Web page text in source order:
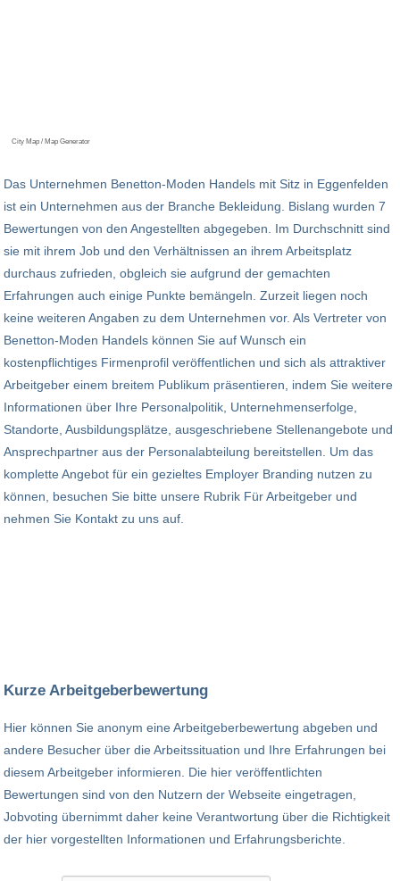
City Map / Map Generator
Das Unternehmen Benetton-Moden Handels mit Sitz in Eggenfelden
ist ein Unternehmen aus der Branche Bekleidung. Bislang wurden 7
Bewertungen von den Angestellten abgegeben. Im Durchschnitt sind
sie mit ihrem Job und den Verhältnissen an ihrem Arbeitsplatz
durchaus zufrieden, obgleich sie aufgrund der gemachten
Erfahrungen auch einige Punkte bemängeln. Zurzeit liegen noch
keine weiteren Angaben zu dem Unternehmen vor. Als Vertreter von
Benetton-Moden Handels können Sie auf Wunsch ein
kostenpflichtiges Firmenprofil veröffentlichen und sich als attraktiver
Arbeitgeber einem breitem Publikum präsentieren, indem Sie weitere
Informationen über Ihre Personalpolitik, Unternehmenserfolge,
Standorte, Ausbildungsplätze, ausgeschriebene Stellenangebote und
Ansprechpartner aus der Personalabteilung bereitstellen. Um das
komplette Angebot für ein gezieltes Employer Branding nutzen zu
können, besuchen Sie bitte unsere Rubrik Für Arbeitgeber und
nehmen Sie Kontakt zu uns auf.
Kurze Arbeitgeberbewertung
Hier können Sie anonym eine Arbeitgeberbewertung abgeben und
andere Besucher über die Arbeitssituation und Ihre Erfahrungen bei
diesem Arbeitgeber informieren. Die hier veröffentlichten
Bewertungen sind von den Nutzern der Webseite eingetragen,
Jobvoting übernimmt daher keine Verantwortung über die Richtigkeit
der hier vorgestellten Informationen und Erfahrungsberichte.